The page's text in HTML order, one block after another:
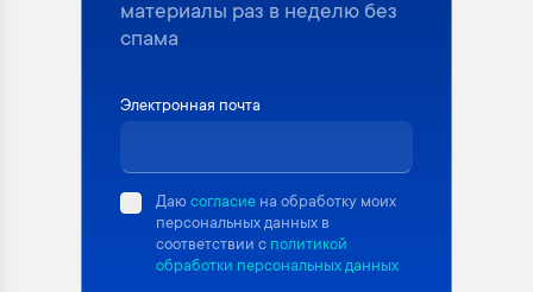
материалы раз в неделю без
спама
Электронная почта
Даюсогласие на обработку моих
персональных данных в
соответствии с политикой
обработки персональных данных